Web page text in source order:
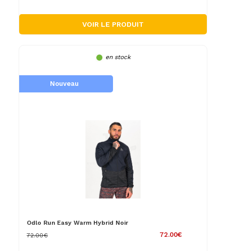
VOIR LE PRODUIT
en stock
Nouveau
Odlo Run Easy Warm Hybrid Noir
72.00€
72.00€